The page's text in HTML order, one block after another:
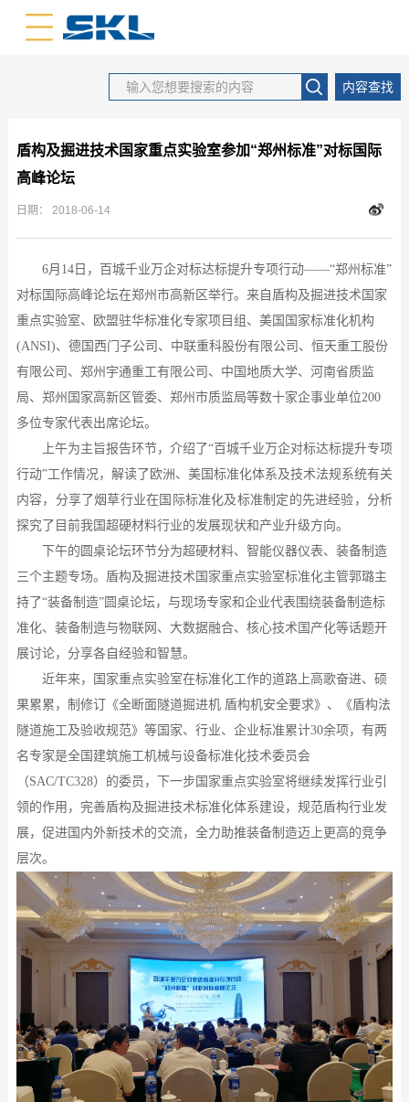
中文版 英文版
内容查找
盾构及掘进技术国家重点实验室参加“郑州标准”对标国际
高峰论坛
日期： 2018-06-14
6月14日，百城千业万企对标达标提升专项行动——“郑州标准”
对标国际高峰论坛在郑州市高新区举行。 来自盾构及掘进技术国家
重点实验室、
欧盟驻华标准化专家项目 组 、 美国国家标准化机构
(ANSI)、 德国西门子公司、中联重科股份有限公司、恒天重工股份
有限公司、郑州宇通重工有限公司、中国地质大学、 河南省质监
局、 郑州 国家高新区管委、 郑州市质监局等数十家企事业单位200
多位专家代表出席论坛。
上午为主旨报告环节， 介绍了“百城千业万企对标达标提升专项
行动”工作情况， 解读了欧洲、美国标准化体系及技术法规系统有关
内容，分享了烟草行业在国际标准化及标准制定的先进经验 ， 分析
探究了目前我国超硬材料行业的发展现状和产业升级方向。
下午的圆桌论坛环节分为超硬材料、智能仪器仪表、装备制造
三个主题专场。盾构及掘进技术国家重点实验室标准化主管郭璐主
持了“装备制造”圆桌论坛，与现场专家和企业代表围绕装备制造标
准化、装备制造与物联网、大数据融合、核心技术国产化等话题开
展讨论，分享各自经验和智慧。
近年来，
国家重点实验室在标准化工作的道路上高歌奋进、硕
果累累 ， 制修订《全断面隧道掘进机 盾构机安全要求》、《盾构法
隧道施工及验收规范》等国家、行业、企业标准累计30余项，有两
名专家是全国建筑施工机械与设备标准化技术委员会
（SAC/TC328）的委员 ， 下一步 国家重点实验室将继续发挥行业引
领的作用，完善盾构及掘进技术标准化体系建设，规范盾构行业发
展，促进国内外新技术的交流，全力助推装备制造迈上更高的竞争
层次。